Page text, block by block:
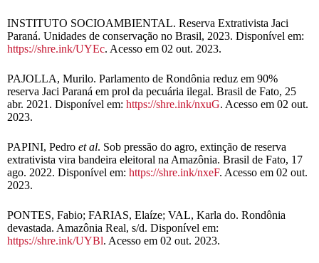
INSTITUTO SOCIOAMBIENTAL. Reserva Extrativista Jaci
Paraná. Unidades de conservação no Brasil, 2023. Disponível em:
https://shre.ink/UYEc. Acesso em 02 out. 2023.
PAJOLLA, Murilo. Parlamento de Rondônia reduz em 90%
reserva Jaci Paraná em prol da pecuária ilegal. Brasil de Fato, 25
abr. 2021. Disponível em: https://shre.ink/nxuG. Acesso em 02 out.
2023.
PAPINI, Pedro et al. Sob pressão do agro, extinção de reserva
extrativista vira bandeira eleitoral na Amazônia. Brasil de Fato, 17
ago. 2022. Disponível em: https://shre.ink/nxeF. Acesso em 02 out.
2023.
PONTES, Fabio; FARIAS, Elaíze; VAL, Karla do. Rondônia
devastada. Amazônia Real, s/d. Disponível em:
https://shre.ink/UYBl. Acesso em 02 out. 2023.